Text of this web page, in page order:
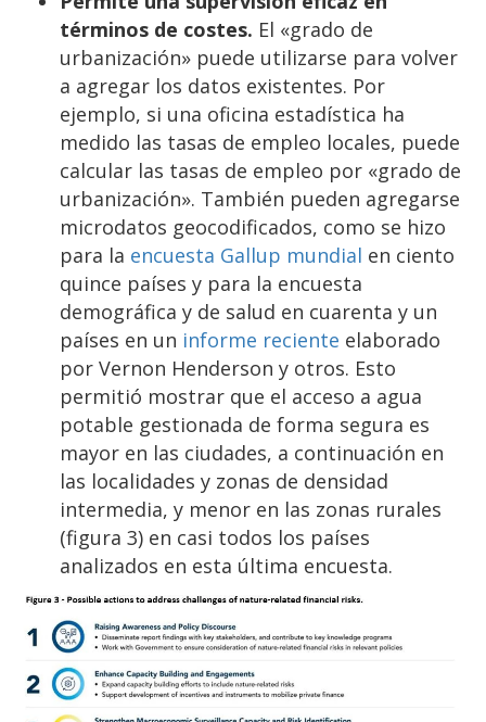
términos de costes. El «grado de
urbanización» puede utilizarse para volver
a agregar los datos existentes. Por
ejemplo, si una oficina estadística ha
medido las tasas de empleo locales, puede
calcular las tasas de empleo por «grado de
urbanización». También pueden agregarse
microdatos geocodificados, como se hizo
para la encuesta Gallup mundial en ciento
quince países y para la encuesta
demográfica y de salud en cuarenta y un
países en un informe reciente elaborado
por Vernon Henderson y otros. Esto
permitió mostrar que el acceso a agua
potable gestionada de forma segura es
mayor en las ciudades, a continuación en
las localidades y zonas de densidad
intermedia, y menor en las zonas rurales
(figura 3) en casi todos los países
analizados en esta última encuesta.